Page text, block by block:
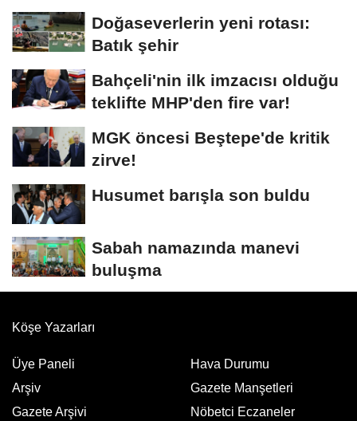
Doğaseverlerin yeni rotası:
Batık şehir
Bahçeli'nin ilk imzacısı olduğu
teklifte MHP'den fire var!
MGK öncesi Beştepe'de kritik
zirve!
Husumet barışla son buldu
Sabah namazında manevi
buluşma
Köşe Yazarları
Üye Paneli
Arşiv
Gazete Arşivi
Hava Durumu
Gazete Manşetleri
Nöbetci Eczaneler